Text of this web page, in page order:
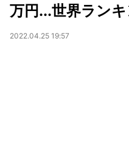
万円...世界ラン
2022.04.25 19:57